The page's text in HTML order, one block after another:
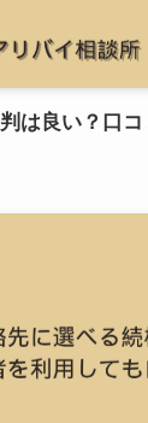
は良い？口